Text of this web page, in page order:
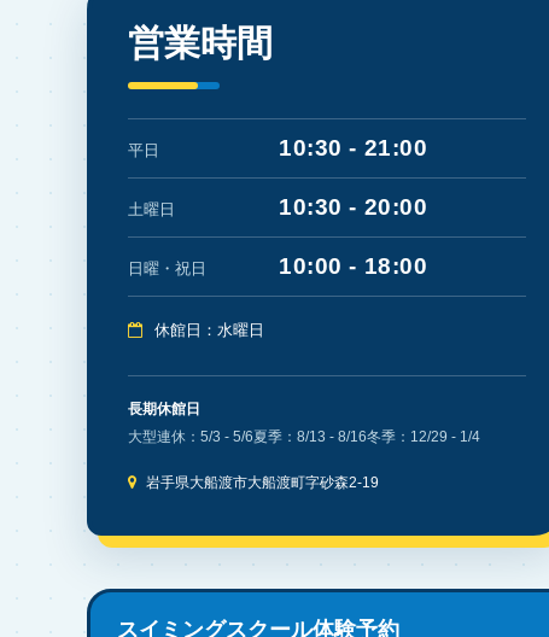
営業時間
平日 10:30 - 21:00
土曜日 10:30 - 20:00
日曜・祝日 10:00 - 18:00
休館日：水曜日
長期休館日
大型連休：5/3 - 5/6夏季：8/13 - 8/16冬季：12/29 - 1/4
岩手県大船渡市大船渡町字砂森2-19
スイミングスクール体験予約